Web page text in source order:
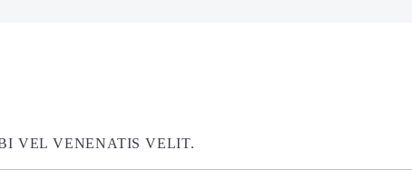
VEL VENENATIS VELIT.